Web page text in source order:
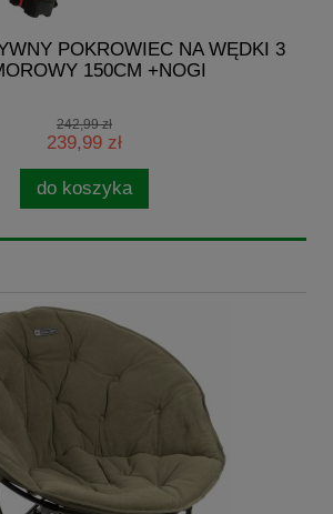
POKROWIEC NA WĘDKI 3
150CM +NOGI
242,99 zł
239,99 zł
do koszyka